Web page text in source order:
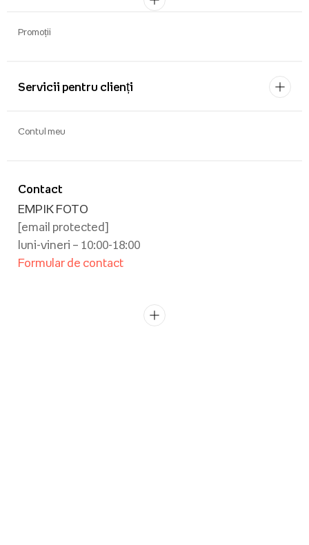
Promoții
Servicii pentru clienți
Contact
EMPIK FOTO
[email protected]
luni-vineri – 10:00-18:00
Formular de contact
Contul meu